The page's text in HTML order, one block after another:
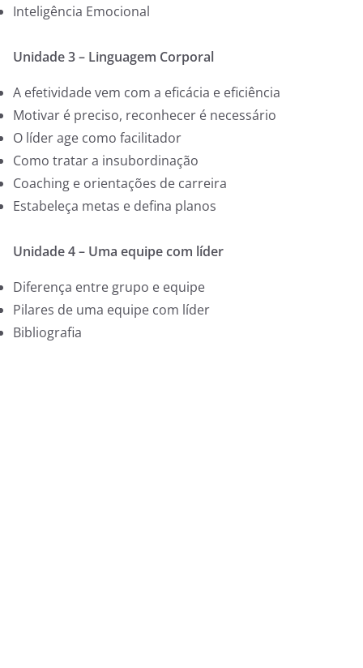
Inteligência Emocional
Unidade 3 – Linguagem Corporal
A efetividade vem com a eficácia e eficiência
Motivar é preciso, reconhecer é necessário
O líder age como facilitador
Como tratar a insubordinação
Coaching e orientações de carreira
Estabeleça metas e defina planos
Unidade 4 – Uma equipe com líder
Diferença entre grupo e equipe
Pilares de uma equipe com líder
Bibliografia